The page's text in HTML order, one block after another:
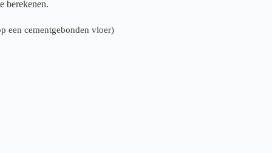
berekenen.
een cementgebonden vloer)